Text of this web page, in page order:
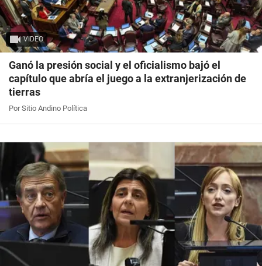
VIDEO
Ganó la presión social y el oficialismo bajó el
capítulo que abría el juego a la extranjerización de
tierras
Por Sitio Andino Política